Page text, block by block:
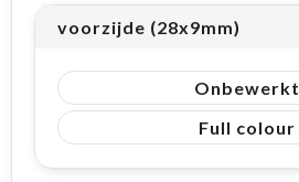
voorzijde (28x9mm)
Onbewerkt
Full colour